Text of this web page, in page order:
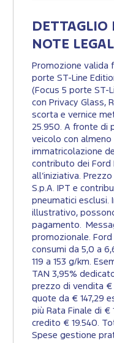
DETTAGLIO
NOTE LEGALI
Promozione valida
porte ST-Line
(Focus 5 porte ST-
con Privacy Glass,
scorta e vernice
25.950. A fronte di
veicolo con
immatricolazione
contributo dei Ford
all’iniziativa.
S.p.A. IPT e
pneumatici esclusi.
illustrativo,
pagamento.
promozionale. Ford
consumi da 5,0 a
119 a 153 g/km.
TAN 3,95%
prezzo di vendita €
quote da € 147,29
più Rata Finale di €
credito € 19.540.
Spese gestione